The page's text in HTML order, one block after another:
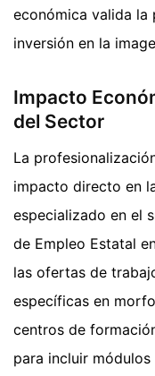
económica valida la
inversión en la
Impacto
del Sector
La
impacto directo en
especializado en el
de Empleo Estatal
las ofertas de
específicas en
centros de
para incluir